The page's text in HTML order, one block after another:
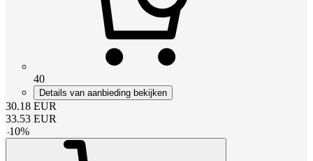
40
Details van aanbieding bekijken
30.18 EUR
33.53 EUR
-10%